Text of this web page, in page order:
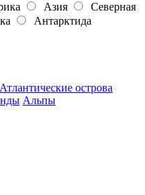
Азия
Северная
Антарктида
Атлантические острова
Альпы